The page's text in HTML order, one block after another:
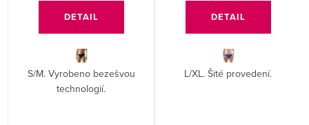
DETAIL
S/M. Vyrobeno bezešvou
technologií.
DETAIL
L/XL. Šité provedení.